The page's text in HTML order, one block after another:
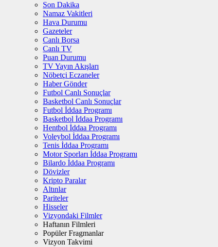
Son Dakika
Namaz Vakitleri
Hava Durumu
Gazeteler
Canlı Borsa
Canlı TV
Puan Durumu
TV Yayın Akışları
Nöbetçi Eczaneler
Haber Gönder
Futbol Canlı Sonuçlar
Basketbol Canlı Sonuçlar
Futbol İddaa Programı
Basketbol İddaa Programı
Hentbol İddaa Programı
Voleybol İddaa Programı
Tenis İddaa Programı
Motor Sporları İddaa Programı
Bilardo İddaa Programı
Dövizler
Kripto Paralar
Altınlar
Pariteler
Hisseler
Vizyondaki Filmler
Haftanın Filmleri
Popüler Fragmanlar
Vizyon Takvimi